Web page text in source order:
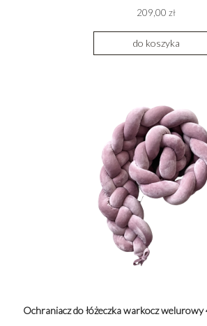
209,00 zł
do koszyka
Ochraniacz do łóżeczka warkocz